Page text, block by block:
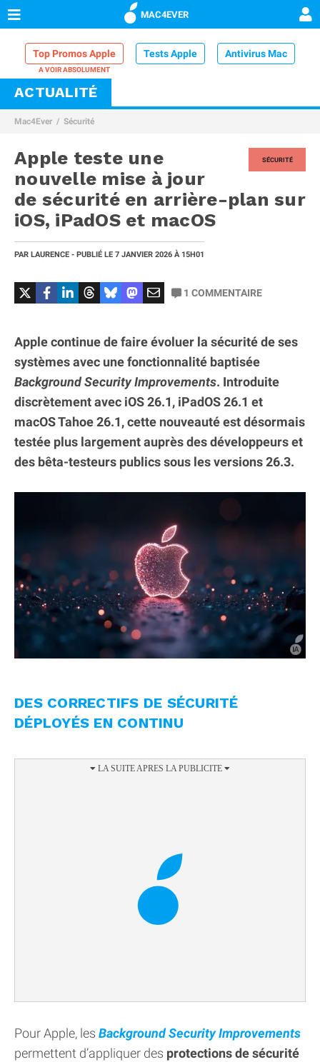
MAC4EVER
Top Promos Apple Tests Apple Antivirus Mac
VPN Mac
Comparatif iPhone
ACTUALITÉ
Mac4Ever Sécurité
SÉCURITÉ
Apple teste une
nouvelle mise à jour
de sécurité en arrière-plan sur
iOS, iPadOS et macOS
PAR LAURENCE - PUBLIÉ LE 7 JANVIER 2026 À 15H01
1 COMMENTAIRE
Apple continue de faire évoluer la sécurité de ses
systèmes avec une fonctionnalité baptisée
Background Security Improvements. Introduite
discrètement avec iOS 26.1, iPadOS 26.1 et
macOS Tahoe 26.1, cette nouveauté est désormais
testée plus largement auprès des développeurs et
des bêta-testeurs publics sous les versions 26.3.
DES CORRECTIFS DE SÉCURITÉ
DÉPLOYÉS EN CONTINU
Pour Apple, les Background Security Improvements
permettent d’appliquer des protections de sécurité